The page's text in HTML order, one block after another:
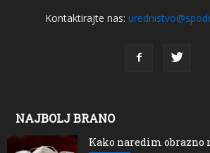
Kontaktirajte nas:
NAJBOLJ BRANO
Kako naredim obrazno